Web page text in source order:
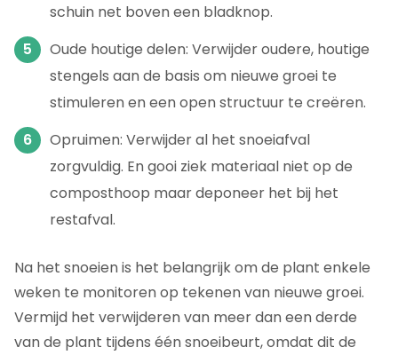
schuin net boven een bladknop.
Oude houtige delen: Verwijder oudere, houtige
stengels aan de basis om nieuwe groei te
stimuleren en een open structuur te creëren.
Opruimen: Verwijder al het snoeiafval
zorgvuldig. En gooi ziek materiaal niet op de
composthoop maar deponeer het bij het
restafval.
Na het snoeien is het belangrijk om de plant enkele
weken te monitoren op tekenen van nieuwe groei.
Vermijd het verwijderen van meer dan een derde
van de plant tijdens één snoeibeurt, omdat dit de